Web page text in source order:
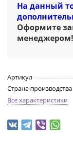
На данный
Оформите
менеджером!
Артикул
Страна производства
Все характеристики